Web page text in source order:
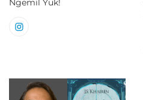
Ngemil Yuk!